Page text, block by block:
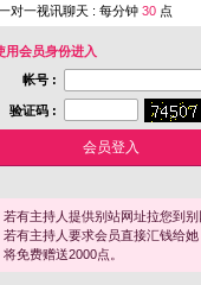
对一视讯聊天 : 每分钟 30 点
用会员身份进入
帐号 :
验证码 :
若有主持人提供别站网址拉您到
若有主持人要求会员直接汇钱给
将免费赠送2000点。